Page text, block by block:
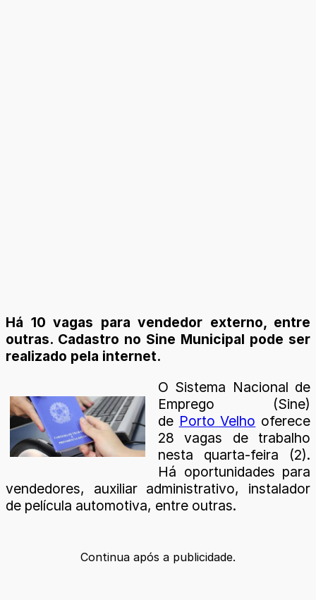
Há 10 vagas para vendedor externo, entre
outras. Cadastro no Sine Municipal pode ser
realizado pela internet.
O Sistema Nacional de
Emprego (Sine)
de Porto Velho oferece
28 vagas de trabalho
nesta quarta-feira (2).
Há oportunidades para
vendedores, auxiliar administrativo, instalador
de película automotiva, entre outras.
Continua após a publicidade.